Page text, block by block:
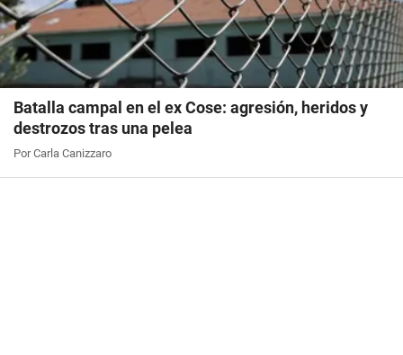
Batalla campal en el ex Cose: agresión, heridos y
destrozos tras una pelea
Por Carla Canizzaro